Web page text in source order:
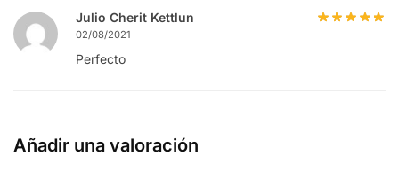
Julio Cherit Kettlun
02/08/2021
Perfecto
Añadir una valoración